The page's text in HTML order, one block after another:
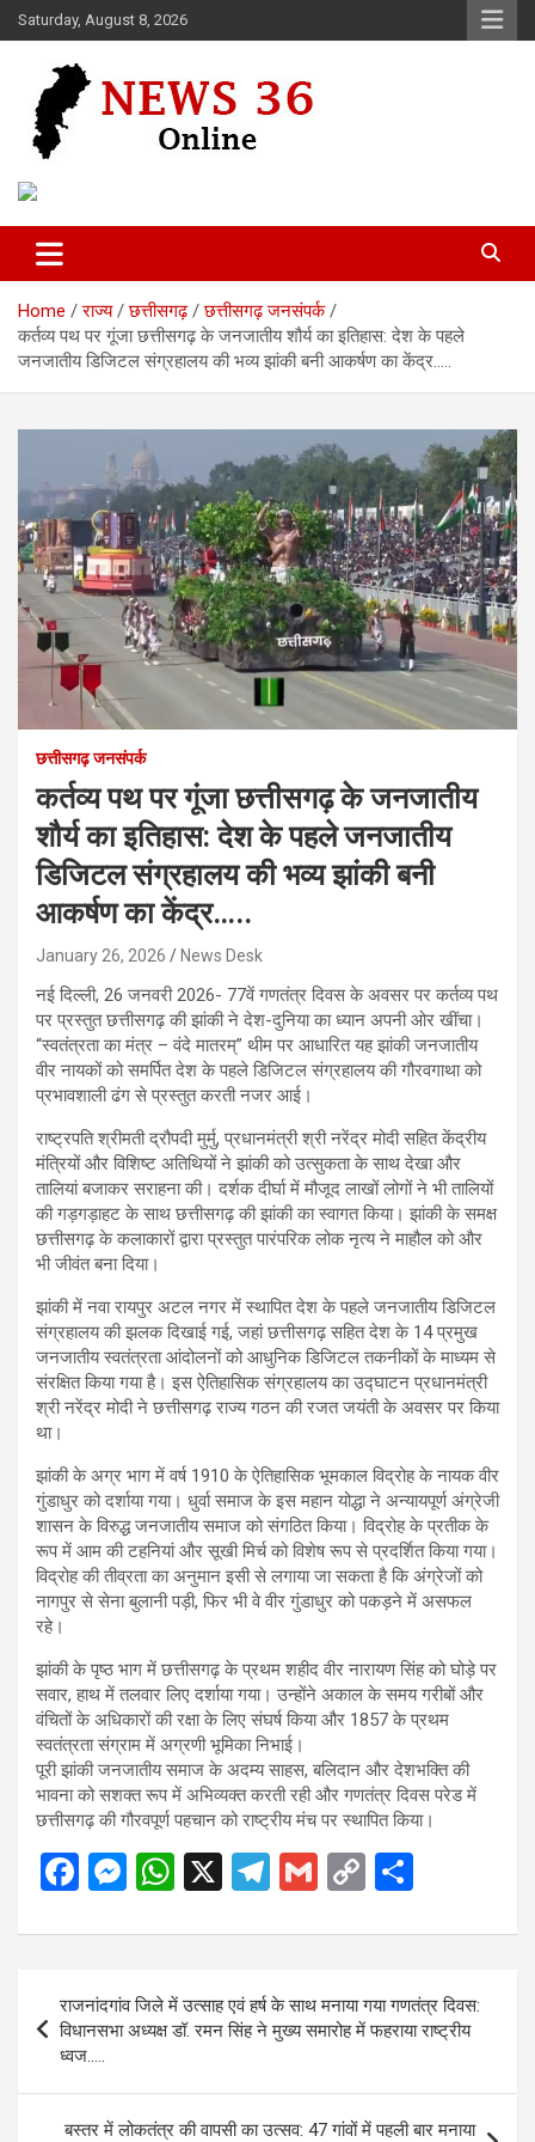
Skip
to
Saturday, August 8, 2026
News 36
Home राज्य छत्तीसगढ़
छत्तीसगढ़ जनसंपर्क
कर्तव्य पथ पर गूंजा छत्तीसगढ़ के जनजातीय शौर्य का इतिहास: देश के पहले
जनजातीय डिजिटल संग्रहालय की भव्य झांकी बनी आकर्षण का केंद्र…..
छत्तीसगढ़ जनसंपर्क
कर्तव्य पथ पर गूंजा छत्तीसगढ़ के जनजातीय
शौर्य का इतिहास: देश के पहले जनजातीय
डिजिटल संग्रहालय की भव्य झांकी बनी
आकर्षण का केंद्र…..
January 26, 2026 News Desk
नई दिल्ली, 26 जनवरी 2026- 77वें गणतंत्र दिवस के अवसर पर कर्तव्य पथ
पर प्रस्तुत छत्तीसगढ़ की झांकी ने देश-दुनिया का ध्यान अपनी ओर खींचा।
“स्वतंत्रता का मंत्र – वंदे मातरम्” थीम पर आधारित यह झांकी जनजातीय
वीर नायकों को समर्पित देश के पहले डिजिटल संग्रहालय की गौरवगाथा को
प्रभावशाली ढंग से प्रस्तुत करती नजर आई।
राष्ट्रपति श्रीमती द्रौपदी मुर्मु, प्रधानमंत्री श्री नरेंद्र मोदी सहित केंद्रीय
मंत्रियों और विशिष्ट अतिथियों ने झांकी को उत्सुकता के साथ देखा और
तालियां बजाकर सराहना की। दर्शक दीर्घा में मौजूद लाखों लोगों ने भी तालियों
की गड़गड़ाहट के साथ छत्तीसगढ़ की झांकी का स्वागत किया। झांकी के समक्ष
छत्तीसगढ़ के कलाकारों द्वारा प्रस्तुत पारंपरिक लोक नृत्य ने माहौल को और
भी जीवंत बना दिया।
झांकी में नवा रायपुर अटल नगर में स्थापित देश के पहले जनजातीय डिजिटल
संग्रहालय की झलक दिखाई गई, जहां छत्तीसगढ़ सहित देश के 14 प्रमुख
जनजातीय स्वतंत्रता आंदोलनों को आधुनिक डिजिटल तकनीकों के माध्यम से
संरक्षित किया गया है। इस ऐतिहासिक संग्रहालय का उद्घाटन प्रधानमंत्री
श्री नरेंद्र मोदी ने छत्तीसगढ़ राज्य गठन की रजत जयंती के अवसर पर किया
था।
झांकी के अग्र भाग में वर्ष 1910 के ऐतिहासिक भूमकाल विद्रोह के नायक वीर
गुंडाधुर को दर्शाया गया। धुर्वा समाज के इस महान योद्धा ने अन्यायपूर्ण अंग्रेजी
शासन के विरुद्ध जनजातीय समाज को संगठित किया। विद्रोह के प्रतीक के
रूप में आम की टहनियां और सूखी मिर्च को विशेष रूप से प्रदर्शित किया गया।
विद्रोह की तीव्रता का अनुमान इसी से लगाया जा सकता है कि अंग्रेजों को
नागपुर से सेना बुलानी पड़ी, फिर भी वे वीर गुंडाधुर को पकड़ने में असफल
रहे।
झांकी के पृष्ठ भाग में छत्तीसगढ़ के प्रथम शहीद वीर नारायण सिंह को घोड़े पर
सवार, हाथ में तलवार लिए दर्शाया गया। उन्होंने अकाल के समय गरीबों और
वंचितों के अधिकारों की रक्षा के लिए संघर्ष किया और 1857 के प्रथम
स्वतंत्रता संग्राम में अग्रणी भूमिका निभाई।
पूरी झांकी जनजातीय समाज के अदम्य साहस, बलिदान और देशभक्ति की
भावना को सशक्त रूप में अभिव्यक्त करती रही और गणतंत्र दिवस परेड में
छत्तीसगढ़ की गौरवपूर्ण पहचान को राष्ट्रीय मंच पर स्थापित किया।
F
ce
b
o
o
k
M
se
n
g
W
at
s
A
p
X
T
e
gr
a
G
ail
C
py
n
ar
e
navigation
राजनांदगांव जिले में उत्साह एवं हर्ष के साथ मनाया गया गणतंत्र दिवस:
विधानसभा अध्यक्ष डॉ. रमन सिंह ने मुख्य समारोह में फहराया राष्ट्रीय
ध्वज…..
बस्तर में लोकतंत्र की वापसी का उत्सव: 47 गांवों में पहली बार मनाया